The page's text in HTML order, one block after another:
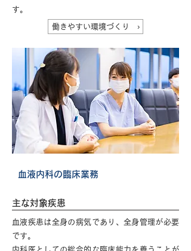
す。
働きやすい環境づくり ›
血液内科の臨床業務
主な対象疾患
血液疾患は全身の病気であり、全身管理が必要
です。